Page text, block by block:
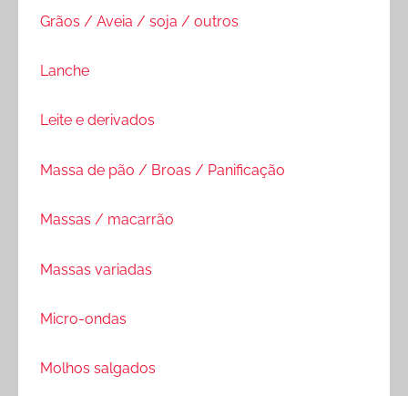
Grãos / Aveia / soja / outros
Lanche
Leite e derivados
Massa de pão / Broas / Panificação
Massas / macarrão
Massas variadas
Micro-ondas
Molhos salgados